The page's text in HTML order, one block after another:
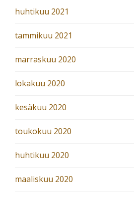
huhtikuu 2021
tammikuu 2021
marraskuu 2020
lokakuu 2020
kesäkuu 2020
toukokuu 2020
huhtikuu 2020
maaliskuu 2020